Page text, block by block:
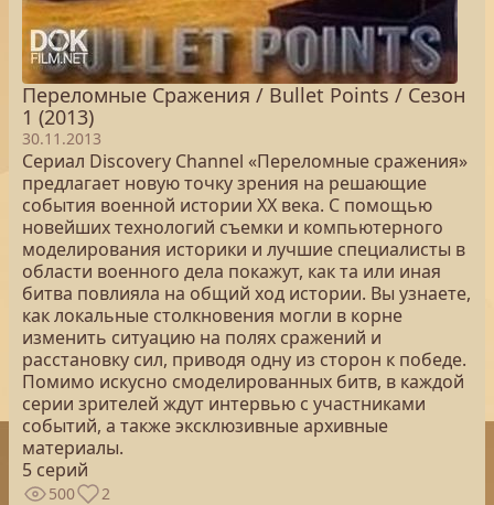
Переломные Сражения / Bullet Points / Сезон
1 (2013)
30.11.2013
Сериал Discovery Channel «Переломные сражения»
предлагает новую точку зрения на решающие
события военной истории ХХ века. С помощью
новейших технологий съемки и компьютерного
моделирования историки и лучшие специалисты в
области военного дела покажут, как та или иная
битва повлияла на общий ход истории. Вы узнаете,
как локальные столкновения могли в корне
изменить ситуацию на полях сражений и
расстановку сил, приводя одну из сторон к победе.
Помимо искусно смоделированных битв, в каждой
серии зрителей ждут интервью с участниками
событий, а также эксклюзивные архивные
материалы.
5 серий
500 2